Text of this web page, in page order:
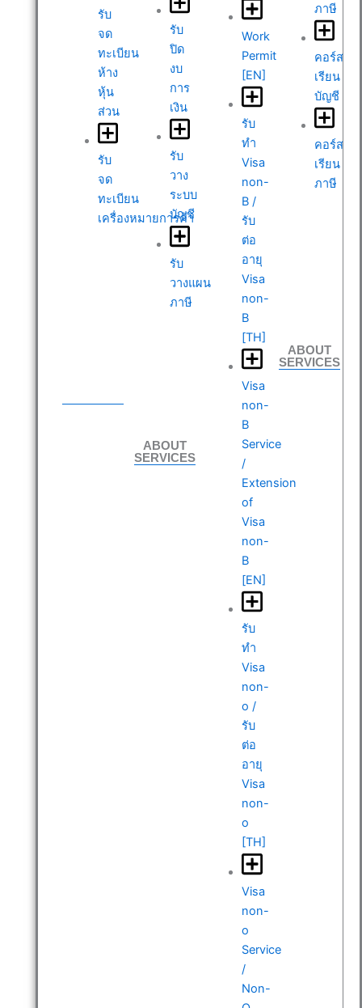
รับ
จด
ทะเบียน
ห้าง
หุ้น
ส่วน
รับ
จด
ทะเบียน
เครื่องหมายการค้า
รับ
ปิด
งบ
การ
เงิน
รับ
วาง
ระบบ
บัญชี
รับ
วางแผน
ภาษี
ABOUT
SERVICES
Work
Permit
[EN]
รับ
ทำ
Visa
non-
B /
รับ
ต่อ
อายุ
Visa
non-
B
[TH]
Visa
non-
B
Service
/
Extension
of
Visa
non-
B
[EN]
รับ
ทำ
Visa
non-
o /
รับ
ต่อ
อายุ
Visa
non-
o
[TH]
Visa
non-
o
Service
/
Non-
ภาษี
คอร์ส
เรียน
บัญชี
คอร์ส
เรียน
ภาษี
ABOUT
SERVICES